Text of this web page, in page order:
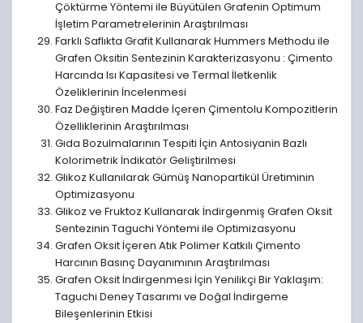
Çöktürme Yöntemi ile Büyütülen Grafenin Optimum
İşletim Parametrelerinin Araştırılması
Farklı Saflıkta Grafit Kullanarak Hummers Methodu ile
Grafen Oksitin Sentezinin Karakterizasyonu : Çimento
Harcında Isı Kapasitesi ve Termal İletkenlik
Özeliklerinin İncelenmesi
Faz Değiştiren Madde İçeren Çimentolu Kompozitlerin
Özelliklerinin Araştırılması
Gıda Bozulmalarının Tespiti İçin Antosiyanin Bazlı
Kolorimetrik İndikatör Geliştirilmesi
Glikoz Kullanılarak Gümüş Nanopartikül Üretiminin
Optimizasyonu
Glikoz ve Fruktoz Kullanarak İndirgenmiş Grafen Oksit
Sentezinin Taguchi Yöntemi ile Optimizasyonu
Grafen Oksit İçeren Atık Polimer Katkılı Çimento
Harcının Basınç Dayanımının Araştırılması
Grafen Oksit İndirgenmesi İçin Yenilikçi Bir Yaklaşım:
Taguchi Deney Tasarımı ve Doğal İndirgeme
Bileşenlerinin Etkisi